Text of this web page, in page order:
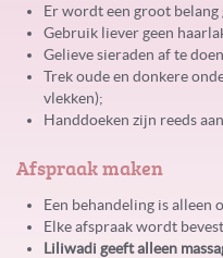
Er wordt een groot
Gebruik liever geen
Gelieve sieraden af te
Trek oude en donkere
vlekken);
Handdoeken zijn reeds
Afspraak maken
Een behandeling is alleen
Elke afspraak wordt
Liliwadi geeft alleen